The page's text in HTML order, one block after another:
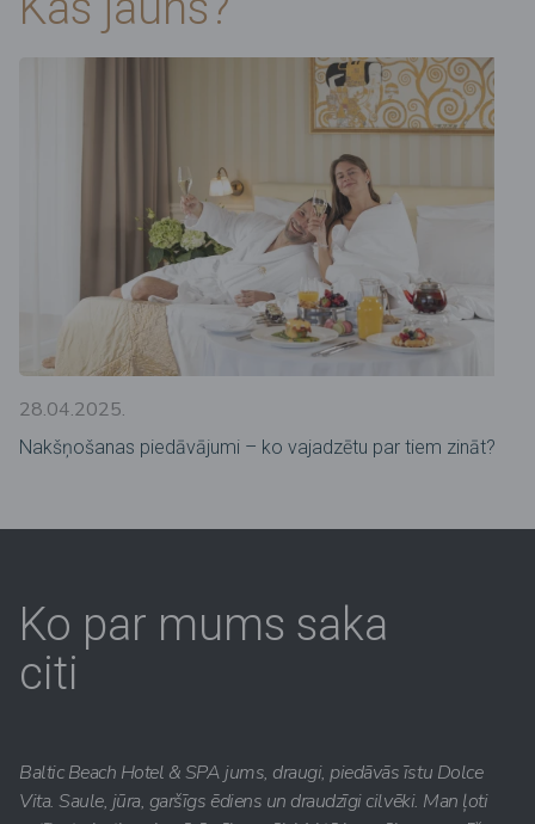
28.04.2025.
Nakšņošanas piedāvājumi – ko vajadzētu par tiem zināt?
Ko par mums saka
citi
Baltic Beach Hotel & SPA jums, draugi, piedāvās īstu Dolce
Vita. Saule, jūra, garšīgs ēdiens un draudzīgi cilvēki. Man ļoti